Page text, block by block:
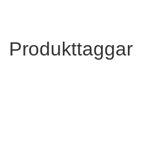
Produkttaggar